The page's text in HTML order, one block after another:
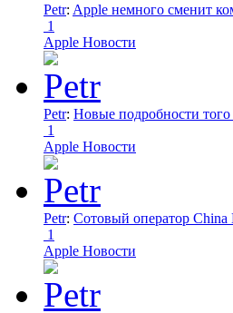
Petr: Apple немного сменит
1
Apple Новости
Petr: Новые подробности того
1
Apple Новости
Petr: Сотовый оператор
1
Apple Новости